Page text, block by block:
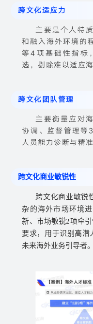
跨文化适应力
主要是个人特
和融入海外环境的
等4项基础性指标
选，剔除难以适应
跨文化团队管理
主要衡量应对
协调、监督管理等
人员能力诊断与精
跨文化商业敏锐性
跨文化商业敏锐
杂的海外市场环境
新、市场敏锐2项牵
要求，用于识别高潜
未来海外业务引导者。